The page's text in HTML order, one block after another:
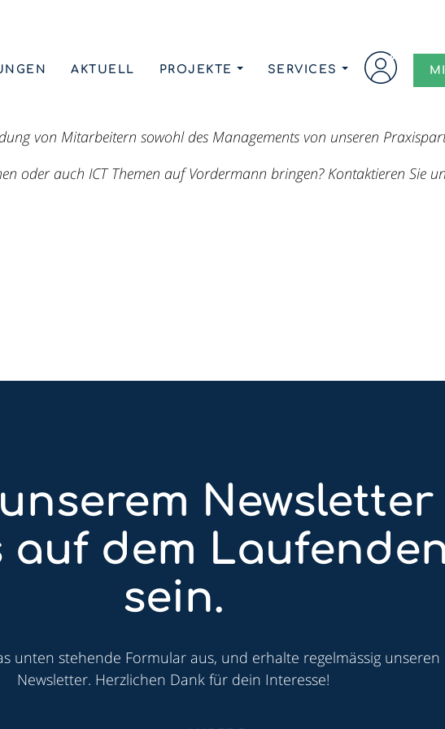
AKTUELL PROJEKTE SERVICES
von Mitarbeitern sowohl des Managements von unseren
oder auch ICT Themen auf Vordermann bringen? Kontaktieren Sie
Newsletter
auf dem
sein.
unten stehende Formular aus, und erhalte regelmässig unseren
Newsletter. Herzlichen Dank für dein Interesse!